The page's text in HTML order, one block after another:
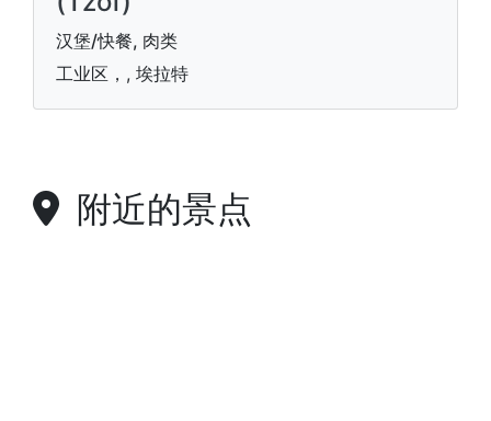
汉堡/快餐, 肉类
工业区，, 埃拉特
附近的景点